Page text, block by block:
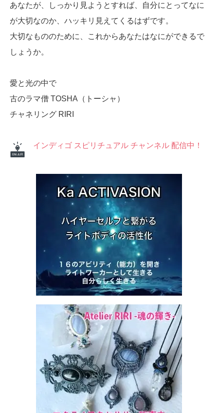
あなたが、しっかり見ようとすれば、自分にとってなに
が大切なのか、ハッキリ見えてくるはずです。
大切なもののために、これからあなたはなにができるで
しょうか。
愛と光の中で
古のラマ僧 TOSHA（トーシャ）
チャネリング RIRI
インディゴ スピリチュアル チャンネル 配信中！